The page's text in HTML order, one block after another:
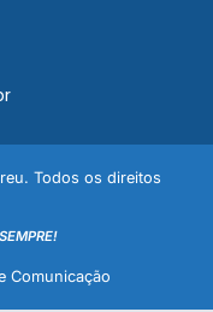
Todos os direitos
Comunicação